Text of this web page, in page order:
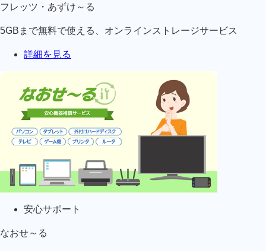
フレッツ・あずけ～る
5GBまで無料で使える、オンラインストレージサービス
詳細を見る
安心サポート
なおせ～る